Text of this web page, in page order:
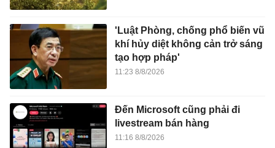
'Luật Phòng, chống phổ biến vũ
khí hủy diệt không cản trở sáng
tạo hợp pháp'
11:23 8/8/2026
Đến Microsoft cũng phải đi
livestream bán hàng
11:16 8/8/2026